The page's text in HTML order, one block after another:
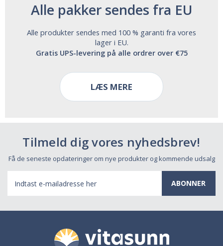
Alle pakker sendes fra EU
Alle produkter sendes med 100 % garanti fra vores
lager i EU.
Gratis UPS-levering på alle ordrer over €75
LÆS MERE
Tilmeld dig vores nyhedsbrev!
Få de seneste opdateringer om nye produkter og kommende udsalg
mail-
adresse